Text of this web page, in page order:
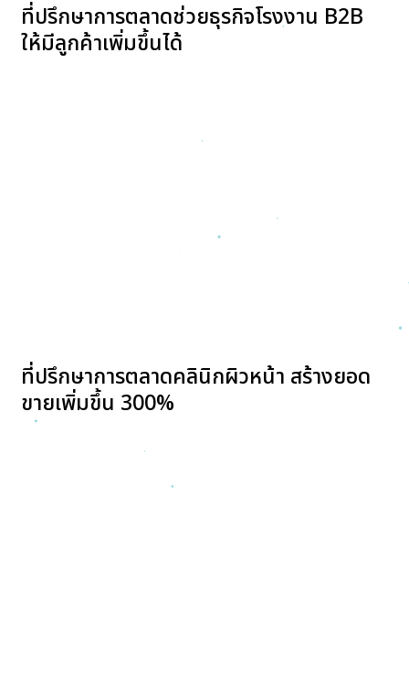
ที่ปรึกษาการตลาดช่วยธุรกิจโรงงาน B2B
ให้มีลูกค้าเพิ่มขึ้นได้
ที่ปรึกษาการตลาดคลินิกผิวหน้า สร้างยอด
ขายเพิ่มขึ้น 300%